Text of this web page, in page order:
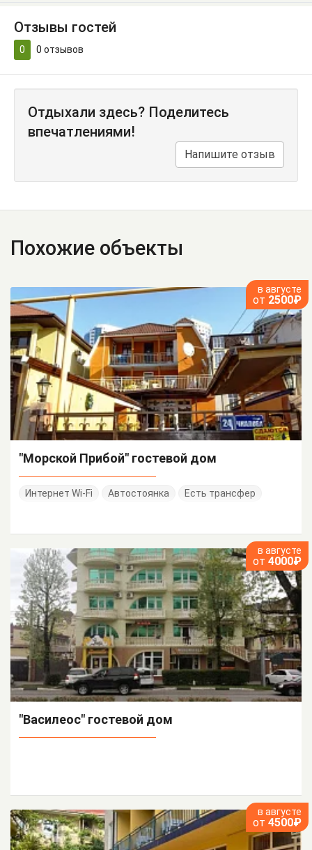
Отзывы гостей
0 0 отзывов
Отдыхали здесь? Поделитесь
впечатлениями!
Напишите отзыв
Похожие объекты
в августе
от 2500₽
"Морской Прибой" гостевой дом
Интернет Wi-Fi Автостоянка Есть трансфер
в августе
от 4000₽
"Василеос" гостевой дом
в августе
от 4500₽